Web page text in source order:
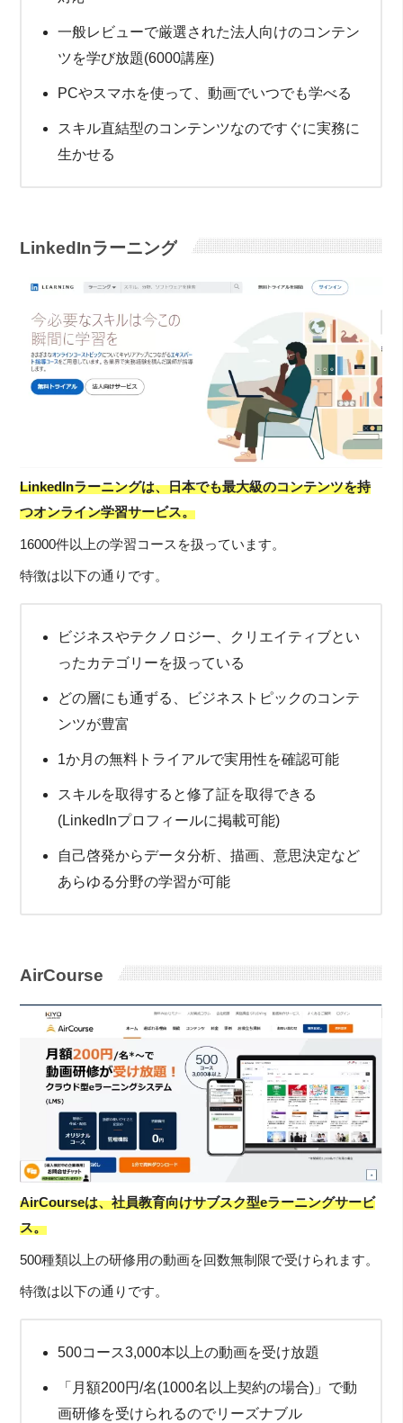
一般レビューで厳選された法人向けのコンテン
ツを学び放題(6000講座)
PCやスマホを使って、動画でいつでも学べる
スキル直結型のコンテンツなのですぐに実務に
生かせる
LinkedInラーニング
LinkedInラーニングは、日本でも最大級のコンテンツを持
つオンライン学習サービス。
16000件以上の学習コースを扱っています。
特徴は以下の通りです。
ビジネスやテクノロジー、クリエイティブとい
ったカテゴリーを扱っている
どの層にも通ずる、ビジネストピックのコンテ
ンツが豊富
1か月の無料トライアルで実用性を確認可能
スキルを取得すると修了証を取得できる
(LinkedInプロフィールに掲載可能)
自己啓発からデータ分析、描画、意思決定など
あらゆる分野の学習が可能
AirCourse
AirCourseは、社員教育向けサブスク型eラーニングサービ
ス。
500種類以上の研修用の動画を回数無制限で受けられます。
特徴は以下の通りです。
500コース3,000本以上の動画を受け放題
「月額200円/名(1000名以上契約の場合)」で動
画研修を受けられるのでリーズナブル